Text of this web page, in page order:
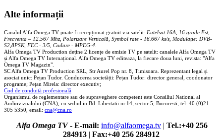
Alte informații
Canalul Alfa Omega TV poate fi recepționat gratuit via satelit: Eutelsat 16A, 16 grade Est,
Frecventa – 12.567 Mhz, Polarizare Verticală, Symbol rate - 16.667 ks/s, Modulație: DVB-
S2,8PSK, FEC - 3/5, Codare - MPEG-4
Alfa Omega TV Production deține 2 licențe de emisie TV pe satelit: canalele Alfa Omega TV
și Alfa Omega TV Internațional. Alfa Omega TV editeaza, la fiecare doua luni, revista: "Alfa
Omega TV Magazin".
SC Alfa Omega TV Production SRL, Str Aurel Pop nr. 8, Timisoara. Reprezentant legal și
asociat unic: Pețan Tudor. Conducerea societății: Pețan Tudor: director general, coodonator
programe; Pețan Mirela: director executiv;
Cod de conduită profesională
Organismul de reglementare sau de supraveghere competent este Consiliul National al
Audiovizualului (CNA), cu sediul in Bd. Libertatii nr.14, sector 5, Bucuresti, tel: 40 (0)21
305 5350, email: cna@cna.ro
Alfa Omega TV- E-mail: info@alfaomega.tv | Tel.:+40 256
284913| Fax:+40 256 284912